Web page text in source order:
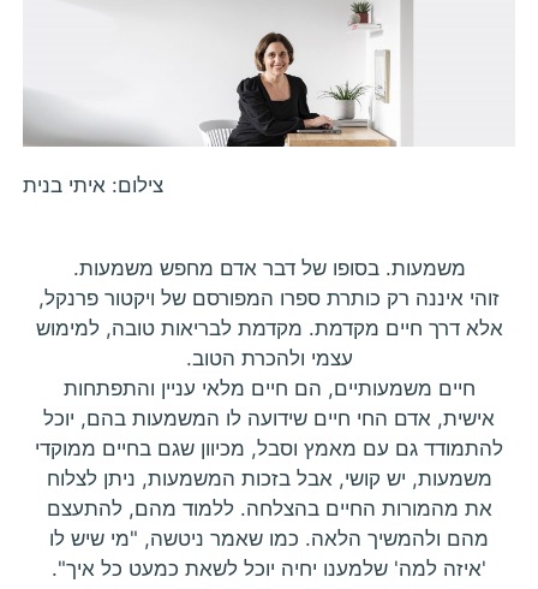
צילום: איתי בנית
משמעות. בסופו של דבר אדם מחפש משמעות.
זוהי איננה רק כותרת ספרו המפורסם של ויקטור פרנקל,
אלא דרך חיים מקדמת. מקדמת לבריאות טובה, למימוש
עצמי ולהכרת הטוב.
חיים משמעותיים, הם חיים מלאי עניין והתפתחות
אישית, אדם החי חיים שידועה לו המשמעות בהם, יוכל
להתמודד גם עם מאמץ וסבל, מכיוון שגם בחיים ממוקדי
משמעות, יש קושי, אבל בזכות המשמעות, ניתן לצלוח
את מהמורות החיים בהצלחה. ללמוד מהם, להתעצם
מהם ולהמשיך הלאה. כמו שאמר ניטשה, "מי שיש לו
'איזה למה' שלמענו יחיה יוכל לשאת כמעט כל איך".